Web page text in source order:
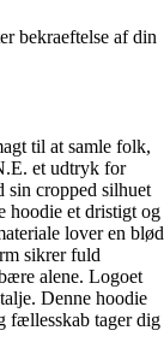
bekraeftelse af din
til at samle folk,
et udtryk for
sin cropped silhuet
hoodie et dristigt og
lover en blød
sikrer fuld
alene. Logoet
Denne hoodie
fællesskab tager dig